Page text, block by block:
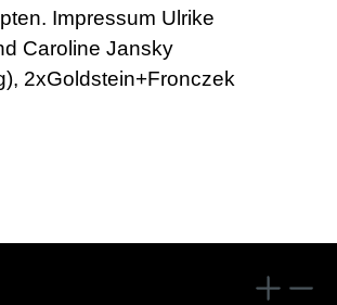
Impressum Ulrike
Caroline Jansky
2xGoldstein+Fronczek